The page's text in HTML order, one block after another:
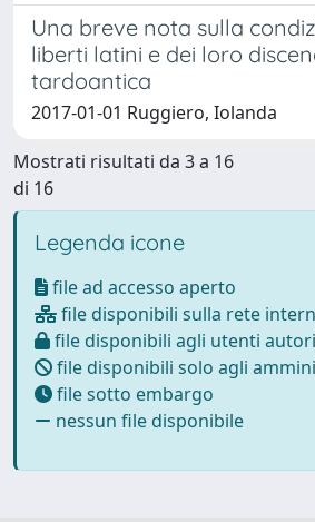
Una breve nota sulla
liberti latini e dei loro
tardoantica
2017-01-01 Ruggiero, Iolanda
Mostrati risultati da 3 a 16
di 16
Legenda icone
file ad accesso aperto
file disponibili sulla rete
file disponibili agli utenti
file disponibili solo agli
file sotto embargo
nessun file disponibile